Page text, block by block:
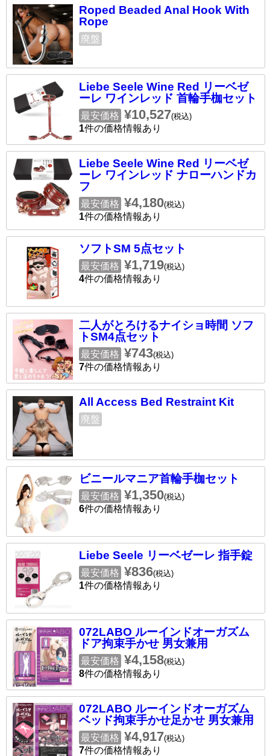
Roped Beaded Anal Hook With
Rope
廃盤
Liebe Seele Wine Red リーベゼ
ーレ ワインレッド 首輪手枷セット
最安価格 ¥10,527(税込)
1件の価格情報あり
Liebe Seele Wine Red リーベゼ
ーレ ワインレッド ナローハンドカ
フ
最安価格 ¥4,180(税込)
1件の価格情報あり
ソフトSM 5点セット
最安価格 ¥1,719(税込)
4件の価格情報あり
二人がとろけるナイショ時間 ソフ
トSM4点セット
最安価格 ¥743(税込)
7件の価格情報あり
All Access Bed Restraint Kit
廃盤
ビニールマニア首輪手枷セット
最安価格 ¥1,350(税込)
6件の価格情報あり
Liebe Seele リーベゼーレ 指手錠
最安価格 ¥836(税込)
1件の価格情報あり
072LABO ルーインドオーガズム
ドア拘束手かせ 男女兼用
最安価格 ¥4,158(税込)
8件の価格情報あり
072LABO ルーインドオーガズム
ベッド拘束手かせ足かせ 男女兼用
最安価格 ¥4,917(税込)
7件の価格情報あり